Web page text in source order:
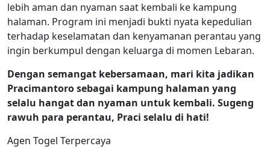
lebih aman dan nyaman saat kembali ke kampung
halaman. Program ini menjadi bukti nyata kepedulian
terhadap keselamatan dan kenyamanan perantau yang
ingin berkumpul dengan keluarga di momen Lebaran.
Dengan semangat kebersamaan, mari kita jadikan
Pracimantoro sebagai kampung halaman yang
selalu hangat dan nyaman untuk kembali. Sugeng
rawuh para perantau, Praci selalu di hati!
Agen Togel Terpercaya